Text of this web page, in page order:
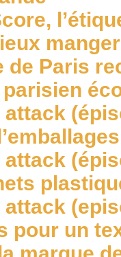
de Paris
parisien
pour un